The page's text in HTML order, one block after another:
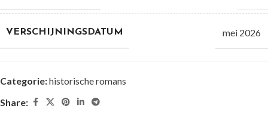
VERSCHIJNINGSDATUM mei 2026
Categorie:historische romans
Share: